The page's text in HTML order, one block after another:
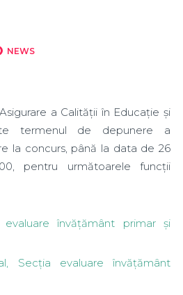
NEWS
a Calității în Educație și
termenul de depunere a
la concurs, până la data de 26
pentru următoarele funcții
evaluare învățământ primar și
Secția evaluare învățământ